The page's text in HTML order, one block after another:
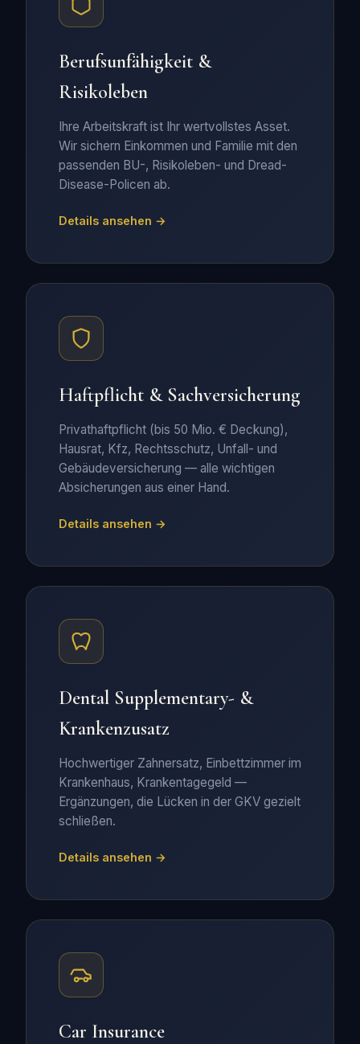
Berufsunfähigkeit &
Risikoleben
Ihre Arbeitskraft ist Ihr wertvollstes Asset.
Wir sichern Einkommen und Familie mit den
passenden BU-, Risikoleben- und Dread-
Disease-Policen ab.
Details ansehen →
Haftpflicht & Sachversicherung
Privathaftpflicht (bis 50 Mio. € Deckung),
Hausrat, Kfz, Rechtsschutz, Unfall- und
Gebäudeversicherung — alle wichtigen
Absicherungen aus einer Hand.
Details ansehen →
Dental Supplementary- &
Krankenzusatz
Hochwertiger Zahnersatz, Einbettzimmer im
Krankenhaus, Krankentagegeld —
Ergänzungen, die Lücken in der GKV gezielt
schließen.
Details ansehen →
Car Insurance